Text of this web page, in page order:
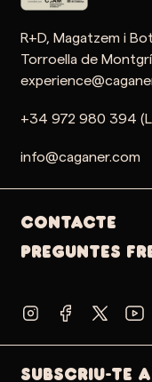
R+D, Magatzem i
Torroella de
+34 972 980 394 (L
info@caganer.com
Contacte
PREGUNTES
SUBSCRIU-TE